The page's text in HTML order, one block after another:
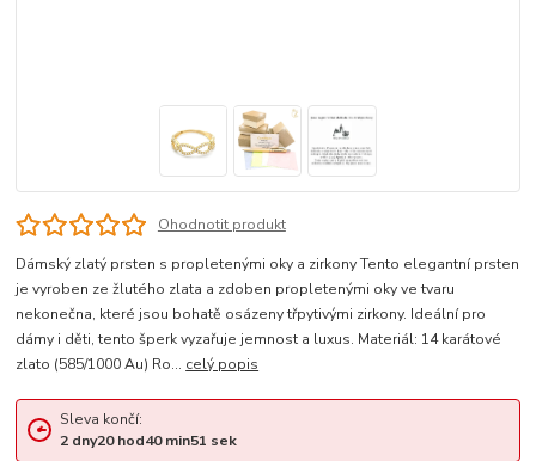
Ohodnotit produkt
Dámský zlatý prsten s propletenými oky a zirkony Tento elegantní prsten
je vyroben ze žlutého zlata a zdoben propletenými oky ve tvaru
nekonečna, které jsou bohatě osázeny třpytivými zirkony. Ideální pro
dámy i děti, tento šperk vyzařuje jemnost a luxus. Materiál: 14 karátové
zlato (585/1000 Au) Ro... celý popis
Sleva končí:
2 dny20hod40min50 sek